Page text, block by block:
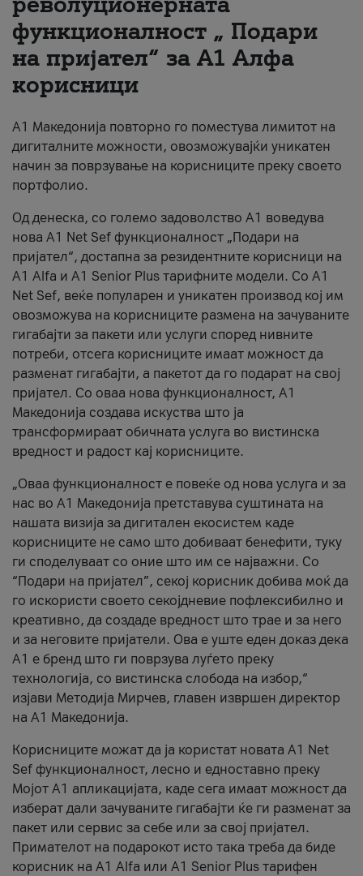
За нас
#ПодобарОнлајн
функционалност „ Подари
на пријател“ за А1 Алфа
корисници
А1 Македонија повторно го поместува лимитот на
дигиталните можности, овозможувајќи уникатен
начин за поврзување на корисниците преку своето
портфолио.
Од денеска, со големо задоволство А1 воведува
нова A1 Net Sef функционалност „Подари на
пријател“, достапна за резидентните корисници на
А1 Alfa и A1 Senior Plus тарифните модели. Со A1
Net Sef, веќе популарен и уникатен производ кој им
овозможува на корисниците размена на зачуваните
гигабајти за пакети или услуги според нивните
потреби, отсега корисниците имаат можност да
разменат гигабајти, а пакетот да го подарат на свој
пријател. Со оваа нова функционалност, А1
Македонија создава искуства што ја
трансформираат обичната услуга во вистинска
вредност и радост кај корисниците.
„Оваа функционалност е повеќе од нова услуга и за
нас во А1 Македонија претставува суштината на
нашата визија за дигитален екосистем каде
корисниците не само што добиваат бенефити, туку
ги споделуваат со оние што им се најважни. Со
“Подари на пријател”, секој корисник добива моќ да
го искористи своето секојдневие пофлексибилно и
креативно, да создаде вредност што трае и за него
и за неговите пријатели. Ова е уште еден доказ дека
А1 е бренд што ги поврзува луѓето преку
технологија, со вистинска слобода на избор,“
изјави Методија Мирчев, главен извршен директор
на А1 Македонија.
Корисниците можат да ја користат новата А1 Net
Sef функционалност, лесно и едноставно преку
Мојот А1 апликацијата, каде сега имаат можност да
изберат дали зачуваните гигабајти ќе ги разменат за
пакет или сервис за себе или за свој пријател.
Примателот на подарокот исто така треба да биде
корисник на А1 Alfa или A1 Senior Plus тарифен